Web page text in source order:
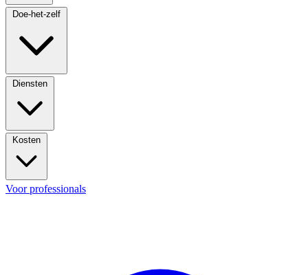
Doe-het-zelf
Diensten
Kosten
Voor professionals